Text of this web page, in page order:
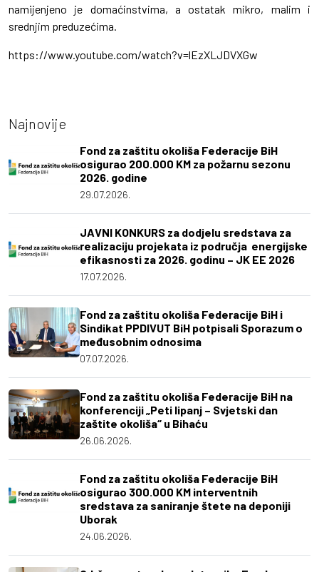
namijenjeno je domaćinstvima, a ostatak mikro, malim i
srednjim preduzećima.
https://www.youtube.com/watch?v=lEzXLJDVXGw
Najnovije
Fond za zaštitu okoliša Federacije BiH
osigurao 200.000 KM za požarnu sezonu
2026. godine
29.07.2026.
JAVNI KONKURS za dodjelu sredstava za
realizaciju projekata iz područja energijske
efikasnosti za 2026. godinu – JK EE 2026
17.07.2026.
Fond za zaštitu okoliša Federacije BiH i
Sindikat PPDIVUT BiH potpisali Sporazum o
međusobnim odnosima
07.07.2026.
Fond za zaštitu okoliša Federacije BiH na
konferenciji „Peti lipanj – Svjetski dan
zaštite okoliša“ u Bihaću
26.06.2026.
Fond za zaštitu okoliša Federacije BiH
osigurao 300.000 KM interventnih
sredstava za saniranje štete na deponiji
Uborak
24.06.2026.